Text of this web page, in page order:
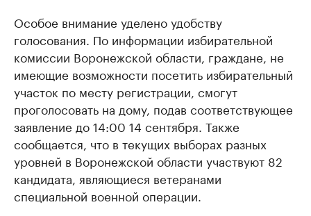
Особое внимание уделено удобству
голосования. По информации избирательной
комиссии Воронежской области, граждане, не
имеющие возможности посетить избирательный
участок по месту регистрации, смогут
проголосовать на дому, подав соответствующее
заявление до 14:00 14 сентября. Также
сообщается, что в текущих выборах разных
уровней в Воронежской области участвуют 82
кандидата, являющиеся ветеранами
специальной военной операции.